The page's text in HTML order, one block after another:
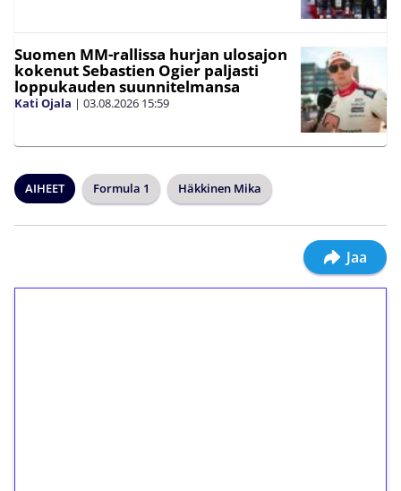
Suomen MM-rallissa hurjan ulosajon
kokenut Sebastien Ogier paljasti
loppukauden suunnitelmansa
Kati Ojala | 03.08.2026 15:59
AIHEET Formula 1 Häkkinen Mika
Jaa